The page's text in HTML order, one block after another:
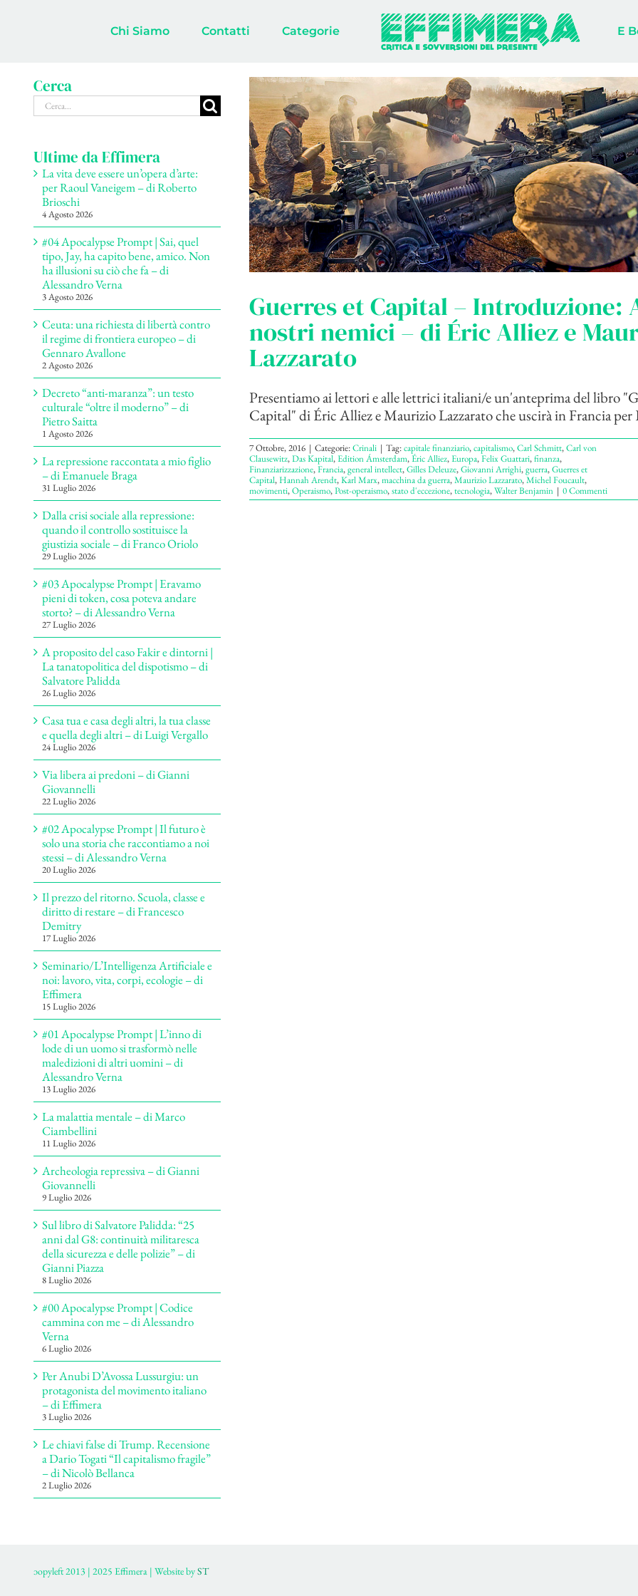
Chi Siamo Contatti Categorie E
Guerres et Capital – Introduzione:
nostri nemici – di Éric Alliez e
Lazzarato
Presentiamo ai lettori e alle lettrici italiani/e un'anteprima del libro
Capital" di Éric Alliez e Maurizio Lazzarato che uscirà in Francia
7 Ottobre, 2016 | Categorie:Crinali | Tag:capitale finanziario,capitalismo,Carl Schmitt,Carl von
Clausewitz,Das Kapital,Edition Ámsterdam,Éric Alliez,Europa,Felix Guattari,finanza,
Finanziarizzazione,Francia,general intellect,Gilles Deleuze,Giovanni Arrighi,guerra,Guerres et
Capital,Hannah Arendt,Karl Marx,macchina da guerra,Maurizio Lazzarato,Michel Foucault,
movimenti,Operaismo,Post-operaismo,stato d'eccezione,tecnologia,Walter Benjamin | 0 Commenti
Cerca
Cerca
per:
Ultime da Effimera
La vita deve essere un’opera d’arte:
per Raoul Vaneigem – di Roberto
Brioschi
4 Agosto 2026
#04 Apocalypse Prompt | Sai, quel
tipo, Jay, ha capito bene, amico. Non
ha illusioni su ciò che fa – di
Alessandro Verna
3 Agosto 2026
Ceuta: una richiesta di libertà contro
il regime di frontiera europeo – di
Gennaro Avallone
2 Agosto 2026
Decreto “anti-maranza”: un testo
culturale “oltre il moderno” – di
Pietro Saitta
1 Agosto 2026
La repressione raccontata a mio figlio
– di Emanuele Braga
31 Luglio 2026
Dalla crisi sociale alla repressione:
quando il controllo sostituisce la
giustizia sociale – di Franco Oriolo
29 Luglio 2026
#03 Apocalypse Prompt | Eravamo
pieni di token, cosa poteva andare
storto? – di Alessandro Verna
27 Luglio 2026
A proposito del caso Fakir e dintorni |
La tanatopolitica del dispotismo – di
Salvatore Palidda
26 Luglio 2026
Casa tua e casa degli altri, la tua classe
e quella degli altri – di Luigi Vergallo
24 Luglio 2026
Via libera ai predoni – di Gianni
Giovannelli
22 Luglio 2026
#02 Apocalypse Prompt | Il futuro è
solo una storia che raccontiamo a noi
stessi – di Alessandro Verna
20 Luglio 2026
Il prezzo del ritorno. Scuola, classe e
diritto di restare – di Francesco
Demitry
17 Luglio 2026
Seminario/L’Intelligenza Artificiale e
noi: lavoro, vita, corpi, ecologie – di
Effimera
15 Luglio 2026
#01 Apocalypse Prompt | L’inno di
lode di un uomo si trasformò nelle
maledizioni di altri uomini – di
Alessandro Verna
13 Luglio 2026
La malattia mentale – di Marco
Ciambellini
11 Luglio 2026
Archeologia repressiva – di Gianni
Giovannelli
9 Luglio 2026
Sul libro di Salvatore Palidda: “25
anni dal G8: continuità militaresca
della sicurezza e delle polizie” – di
Gianni Piazza
8 Luglio 2026
#00 Apocalypse Prompt | Codice
cammina con me – di Alessandro
Verna
6 Luglio 2026
Per Anubi D’Avossa Lussurgiu: un
protagonista del movimento italiano
– di Effimera
3 Luglio 2026
Le chiavi false di Trump. Recensione
a Dario Togati “Il capitalismo fragile”
– di Nicolò Bellanca
2 Luglio 2026
ɔopyleft 2013 | 2025 Effimera | Website byST